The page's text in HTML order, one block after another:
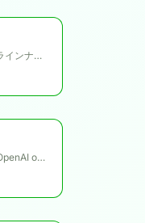
GPT-5 Pro は 2025年10月6日に GPT-5 ラインナップの一部として公開され、GPT-5.1 や GPT-5 と並ぶ高計算リソース・高精度志向モデルです。
OpenAI o1-mini は 2024 年 9 月 12 日に OpenAI o1 ラインナップの一部として公開され、OpenAI o1 と並ぶ軽量で効率的な推論モデルです。